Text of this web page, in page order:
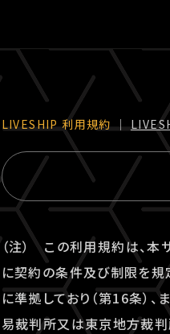
LIVESHIP 利⽤規約｜
（注） この利用規約は、本
に契約の条件及び制限を規
に準拠しており（第16条）
易裁判所又は東京地方裁判